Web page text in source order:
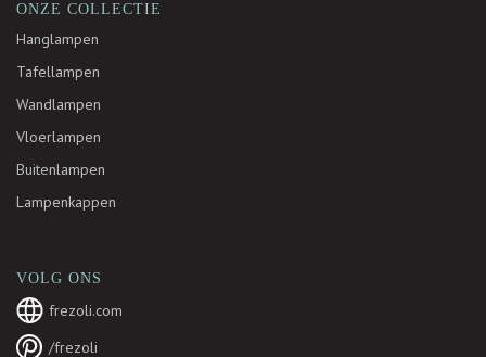
ONZE COLLECTIE
Hanglampen
Tafellampen
Wandlampen
Vloerlampen
Buitenlampen
Lampenkappen
VOLG ONS
frezoli.com
/frezoli